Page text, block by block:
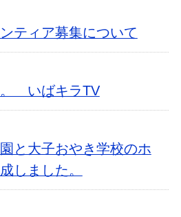
ティア募集について
。 いばキラTV
と大子おやき学校のホ
しました。